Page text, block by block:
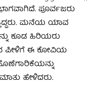
ಪೂರ್ವಜರು
ಮನೆಯ ಯಾವ
ಕೂಡ ಹಿರಿಯರು
ಪೀಳಿಗೆ ಈ ಕೋವಿಯ
ಹೇಳಿದರು.